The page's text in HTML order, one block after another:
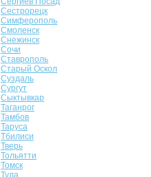
Сестрорецк
Симферополь
Смоленск
Снежинск
Сочи
Ставрополь
Старый Оскол
Суздаль
Сургут
Сыктывкар
Таганрог
Тамбов
Таруса
Тбилиси
Тверь
Тольятти
Томск
Тула